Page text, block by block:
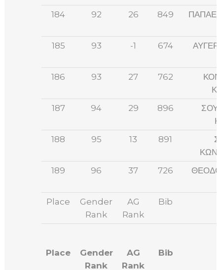
184 92 26 849
185 93 -1 674
186 93 27 762
187
94 29 896
188
95 13 891
189
96 37 726
Place
Gender
Rank
AG
Rank
Bib
Place
Gender
Rank
AG
Rank
Bib